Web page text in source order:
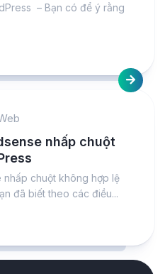
– Bạn có để ý rằng
nhấp chuột
nhấp chuột không hợp lệ
đã biết theo các điều...